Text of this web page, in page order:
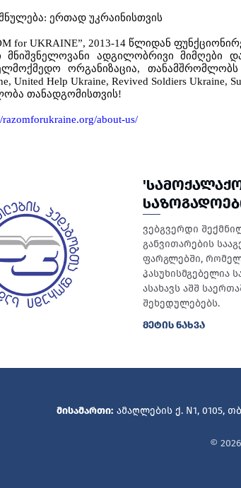
: ერთად უკრაინისთვის
for UKRAINE”, 2013-14 წლიდან
მნიშვნელოვანი ადგილობრივი მიმღები
ორგანიზაცია, თანამშრომლობს
United Help Ukraine, Revived Soldiers Ukraine,
თანადგომისთვის!
razomforukraine.org/about-us/
ვებგვერდი
განვითარების
ფარგლებში,
პასუხისმგებელია
ასახავს აშშ
შეხედულებებს.
ᲛᲔᲢᲘᲡ ᲜᲐᲮᲕᲐ
მისამართი: ამაღლების ქ. N1, 0105,
©